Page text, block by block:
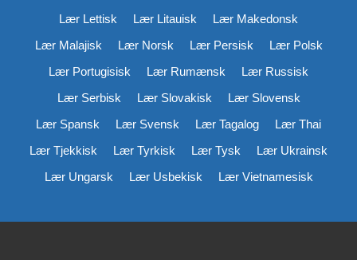
Lær Lettisk
Lær Litauisk
Lær Makedonsk
Lær Malajisk
Lær Norsk Lær Persisk
Lær Polsk
Lær Portugisisk
Lær Rumænsk
Lær Russisk
Lær Serbisk
Lær Slovakisk
Lær Slovensk
Lær Spansk
Lær Svensk Lær Tagalog
Lær Thai
Lær Tjekkisk
Lær Tyrkisk Lær Tysk
Lær Ukrainsk
Lær Ungarsk
Lær Usbekisk Lær Vietnamesisk